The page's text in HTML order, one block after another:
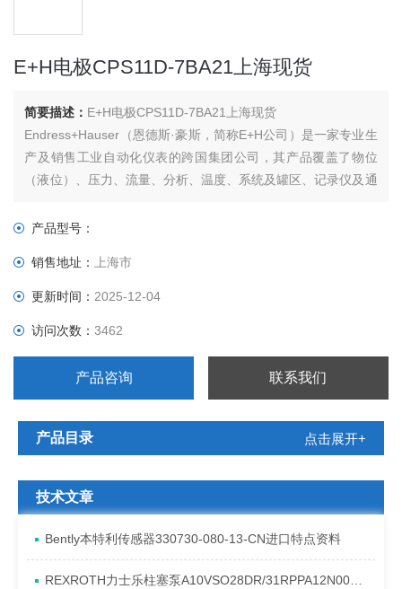
E+H电极CPS11D-7BA21上海现货
简要描述： E+H电极CPS11D-7BA21上海现货
Endress+Hauser（恩德斯·豪斯，简称E+H公司）是一家专业生
产及销售工业自动化仪表的跨国集团公司，其产品覆盖了物位
（液位）、压力、流量、分析、温度、系统及罐区、记录仪及通
产品型号：
销售地址：上海市
更新时间：2025-12-04
访问次数：3462
产品咨询 联系我们
产品目录 点击展开+
技术文章
Bently本特利传感器330730-080-13-CN进口特点资料
REXROTH力士乐柱塞泵A10VSO28DR/31RPPA12N00产品资料简介